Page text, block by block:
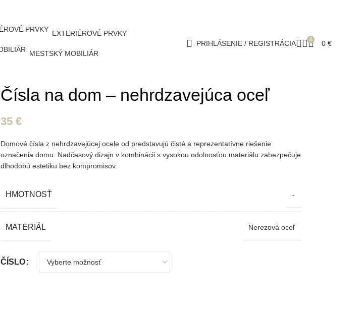
EXTERIÉROVÉ PRVKY
MESTSKÝ MOBILIÁR
PRIHLÁSENIE / REGISTRÁCIA 0 0 €
Čísla na dom – nehrdzavejúca oceľ
35 €
Domové čísla z nehrdzavejúcej ocele od predstavujú čisté a reprezentatívne riešenie
označenia domu. Nadčasový dizajn v kombinácii s vysokou odolnosťou materiálu zabezpečuje
dlhodobú estetiku bez kompromisov.
HMOTNOSŤ -
MATERIÁL Nerezová oceľ
ČÍSLO